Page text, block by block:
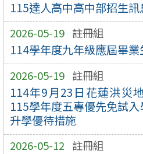
115達人高中高中部招生訊
2026-05-19 註冊組
114學年度九年級應屆畢
2026-05-19 註冊組
114年9月23日花蓮洪災
115學年度五專優先免試
升學優待措施
2026-05-12 註冊組